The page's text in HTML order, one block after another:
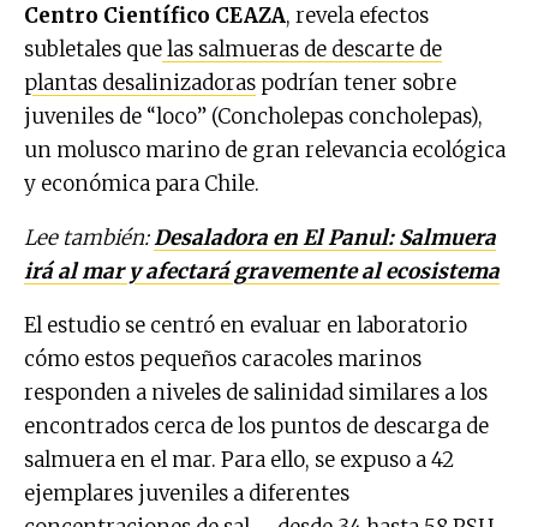
Centro Científico CEAZA, revela efectos
subletales quelas salmueras de descarte de
plantas desalinizadoras podrían tener sobre
juveniles de “loco” (Concholepas concholepas),
un molusco marino de gran relevancia ecológica
y económica para Chile.
Lee también:Desaladora en El Panul: Salmuera
irá al mar y afectará gravemente al ecosistema
El estudio se centró en evaluar en laboratorio
cómo estos pequeños caracoles marinos
responden a niveles de salinidad similares a los
encontrados cerca de los puntos de descarga de
salmuera en el mar. Para ello, se expuso a 42
ejemplares juveniles a diferentes